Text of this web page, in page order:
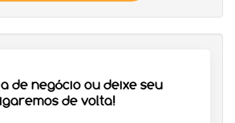
de negócio ou deixe seu
de volta!